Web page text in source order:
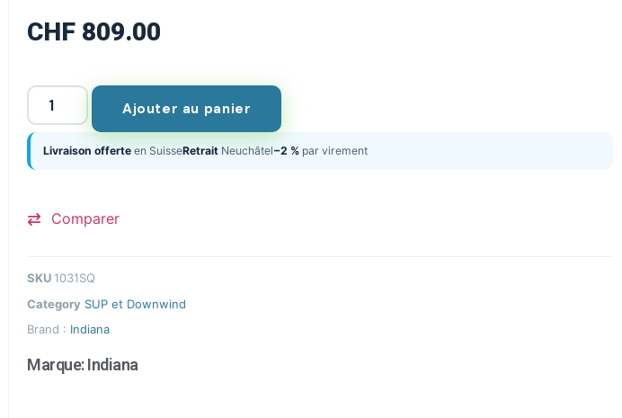
CHF 809.00
Ajouter au panier
Livraison offerte en SuisseRetrait Neuchâtel−2 % par virement
Comparer
SKU 1031SQ
Category SUP et Downwind
Brand : Indiana
Marque:Indiana